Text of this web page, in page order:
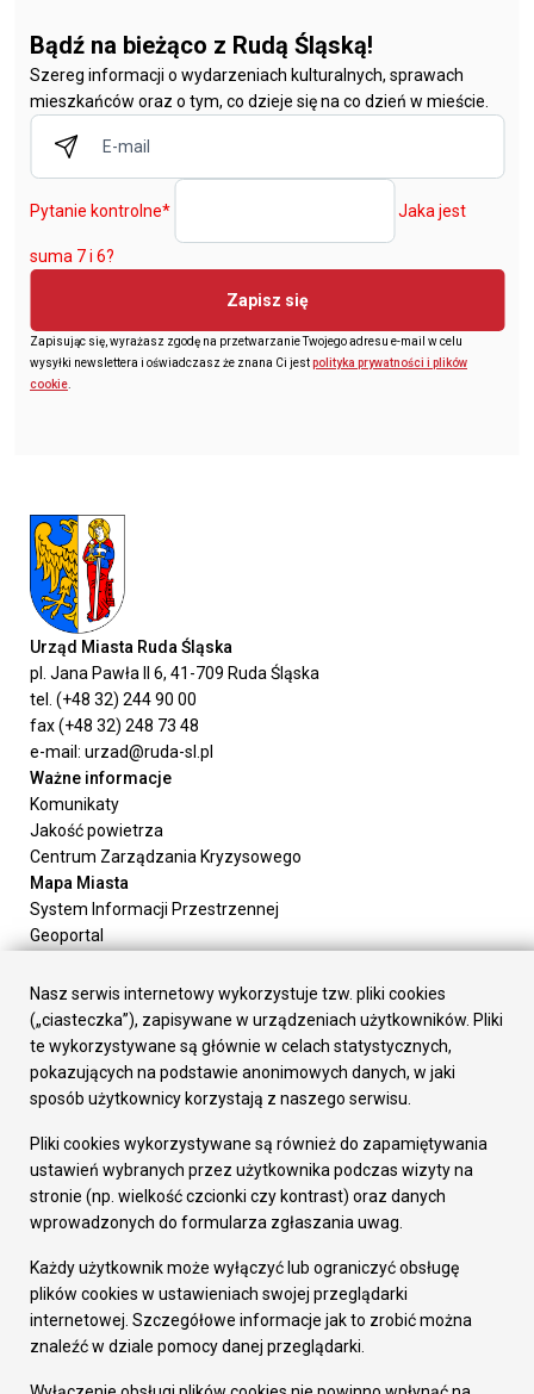
Bądź na bieżąco z Rudą Śląską!
Szereg informacji o wydarzeniach kulturalnych, sprawach
mieszkańców oraz o tym, co dzieje się na co dzień w mieście.
Pytanie kontrolne* Jaka jest
suma 7 i 6?
Zapisz się
Zapisując się, wyrażasz zgodę na przetwarzanie Twojego adresu e-mail w celu
wysyłki newslettera i oświadczasz że znana Ci jestpolityka prywatności i plików
cookie
Urząd Miasta Ruda Śląska
pl. Jana Pawła II 6, 41-709 Ruda Śląska
tel. (+48 32) 244 90 00
fax (+48 32) 248 73 48
e-mail: urzad@ruda-sl.pl
Ważne informacje
Komunikaty
Jakość powietrza
Centrum Zarządzania Kryzysowego
Mapa Miasta
System Informacji Przestrzennej
Geoportal
Załatw sprawę
Prezydent Miasta
Rada Miasta
Wydziały
Elektroniczna Skrzynka Podawcza
Gospodarka
Fundusze europejskie
Środki krajowe
Oferty inwestycyjne
Pozostałe
Deklaracja dostępności
Dane osobowe
Dodaj opinię o witrynie
Nasz serwis internetowy wykorzystuje tzw. pliki cookies
(„ciasteczka”), zapisywane w urządzeniach użytkowników. Pliki
te wykorzystywane są głównie w celach statystycznych,
pokazujących na podstawie anonimowych danych, w jaki
sposób użytkownicy korzystają z naszego serwisu.
Pliki cookies wykorzystywane są również do zapamiętywania
ustawień wybranych przez użytkownika podczas wizyty na
stronie (np. wielkość czcionki czy kontrast) oraz danych
wprowadzonych do formularza zgłaszania uwag.
Każdy użytkownik może wyłączyć lub ograniczyć obsługę
plików cookies w ustawieniach swojej przeglądarki
internetowej. Szczegółowe informacje jak to zrobić można
znaleźć w dziale pomocy danej przeglądarki.